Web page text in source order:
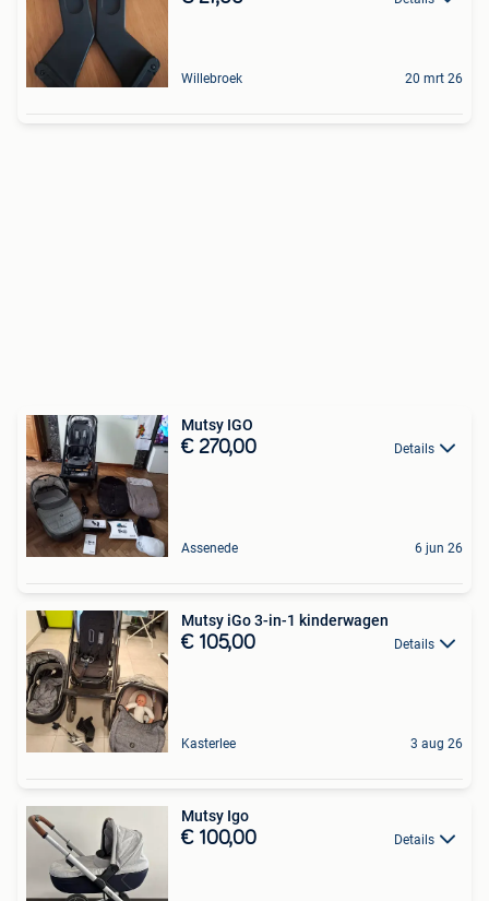
Willebroek 20 mrt 26
Mutsy IGO
€ 270,00 Details
Assenede 6 jun 26
Mutsy iGo 3-in-1 kinderwagen
€ 105,00 Details
Kasterlee 3 aug 26
Mutsy Igo
€ 100,00 Details